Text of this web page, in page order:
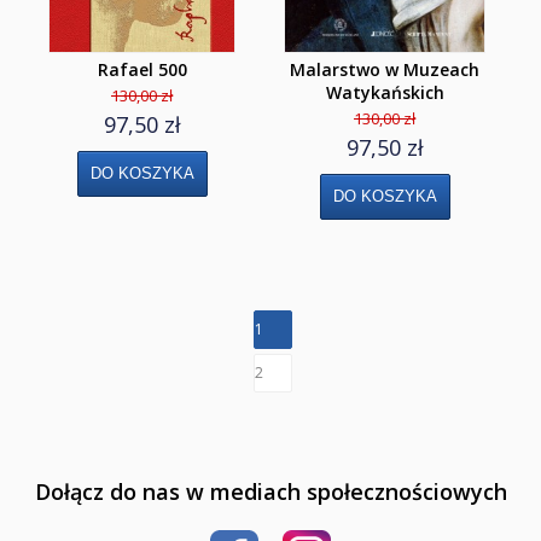
Klasa 5
Klasa 6
Klasa 7
Klasa 8
Klasa 2 liceum i technikum
Szkoła Branżowa I st.
Rafael 500
130,00 zł
97,50 zł
Malarstwo w Muzeach
Watykańskich
130,00 zł
97,50 zł
1
2
Dołącz do nas w mediach społecznościowych